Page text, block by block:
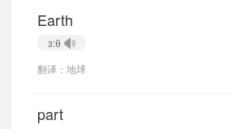
Earth
ɜ:θ
翻译：地球
part